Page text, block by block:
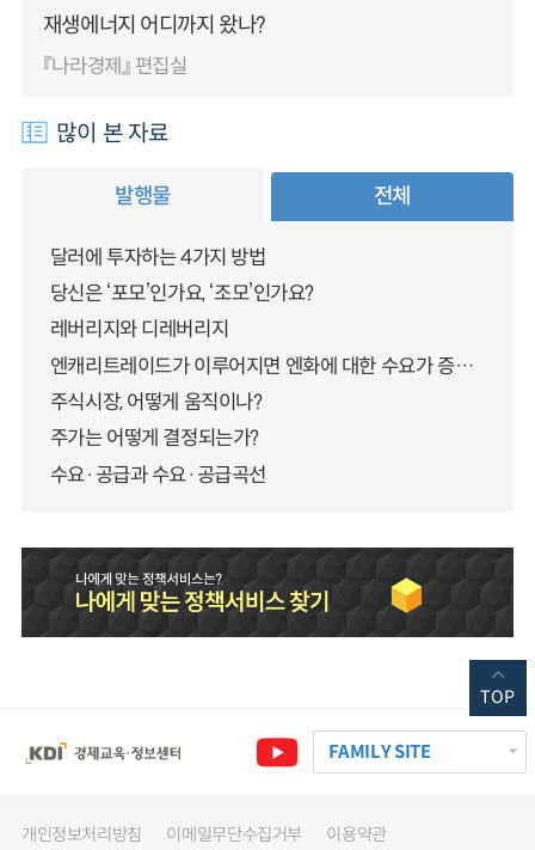
재생에너지 어디까지 왔나?
『나라경제』 편집실
많이 본 자료
발행물 전체
달러에 투자하는 4가지 방법
당신은 ‘포모’인가요, ‘조모’인가요?
레버리지와 디레버리지
엔캐리트레이드가 이루어지면 엔화에 대한 수요가 증가하지 않나요?
주식시장, 어떻게 움직이나?
주가는 어떻게 결정되는가?
수요·공급과 수요·공급곡선
FAMILY SITE
개인정보처리방침 이메일무단수집거부 이용약관
TOP